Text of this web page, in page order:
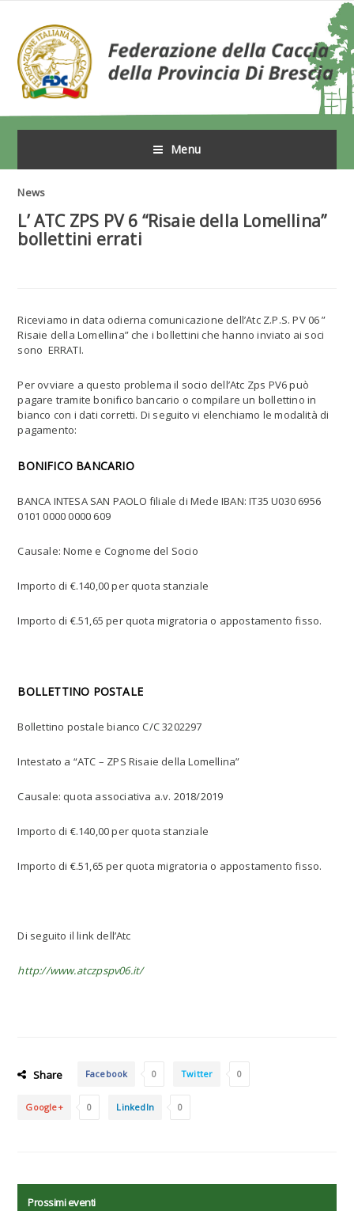
Menu
News
L’ ATC ZPS PV 6 “Risaie della Lomellina”
bollettini errati
Riceviamo in data odierna comunicazione dell’Atc Z.P.S. PV 06 ”
Risaie della Lomellina” che i bollettini che hanno inviato ai soci
sono ERRATI.
Per ovviare a questo problema il socio dell’Atc Zps PV6 può
pagare tramite bonifico bancario o compilare un bollettino in
bianco con i dati corretti. Di seguito vi elenchiamo le modalità di
pagamento:
BONIFICO BANCARIO
BANCA INTESA SAN PAOLO filiale di Mede IBAN: IT35 U030 6956
0101 0000 0000 609
Causale: Nome e Cognome del Socio
Importo di €.140,00 per quota stanziale
Importo di €.51,65 per quota migratoria o appostamento fisso.
BOLLETTINO POSTALE
Bollettino postale bianco C/C 3202297
Intestato a “ATC – ZPS Risaie della Lomellina”
Causale: quota associativa a.v. 2018/2019
Importo di €.140,00 per quota stanziale
Importo di €.51,65 per quota migratoria o appostamento fisso.
Di seguito il link dell’Atc
http://www.atczpspv06.it/
Share Facebook 0 Twitter 0
Google+ 0 LinkedIn 0
Prossimi eventi